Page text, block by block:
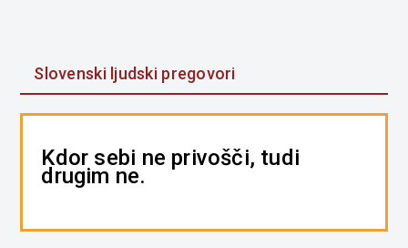
Slovenski ljudski pregovori
Kdor sebi ne privošči, tudi
drugim ne.